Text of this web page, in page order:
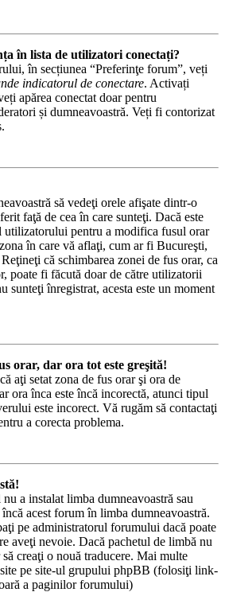
în lista de utilizatori conectați?
în secțiunea “Preferinţe forum”, veți
indicatorul de conectare. Activați
apărea conectat doar pentru
și dumneavoastră. Veți fi contorizat
să vedeţi orele afişate dintr-o
faţă de cea în care sunteţi. Dacă este
utilizatorului pentru a modifica fusul orar
în care vă aflaţi, cum ar fi Bucureşti,
că schimbarea zonei de fus orar, ca
poate fi făcută doar de către utilizatorii
sunteţi înregistrat, acesta este un moment
orar, dar ora tot este greşită!
aţi setat zona de fus orar şi ora de
ora înca este încă incorectă, atunci tipul
este incorect. Vă rugăm să contactaţi
a corecta problema.
a instalat limba dumneavoastră sau
acest forum în limba dumneavoastră.
pe administratorul forumului dacă poate
aveţi nevoie. Dacă pachetul de limbă nu
creaţi o nouă traducere. Mai multe
pe site-ul grupului phpBB (folosiţi link-
a paginilor forumului)